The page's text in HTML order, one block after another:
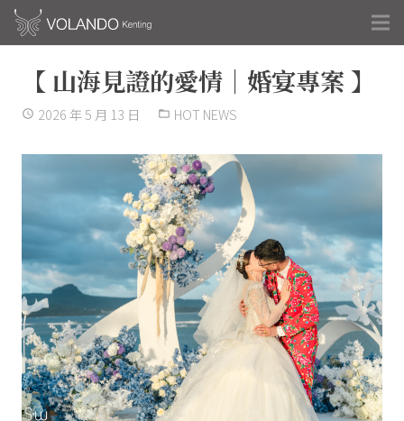
【 山海見證的愛情｜婚宴專案 】
access_time 2026 年 5 月 13 日 folder_open HOT NEWS